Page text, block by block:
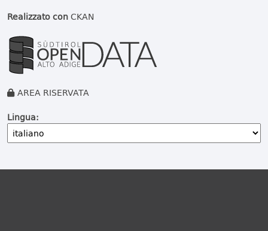
Realizzato conCKAN
AREA RISERVATA
Lingua